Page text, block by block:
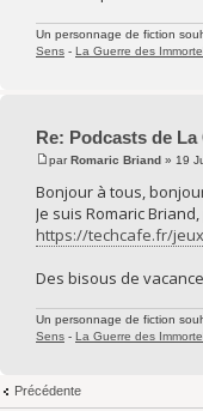
Un personnage de fiction
Sens - La Guerre des
Re: Podcasts de
parRomaric Briand » 19
Bonjour à tous,
Je suis Romaric
https://techcafe.fr/
Des bisous de
Un personnage de fiction
Sens - La Guerre des
Précédente